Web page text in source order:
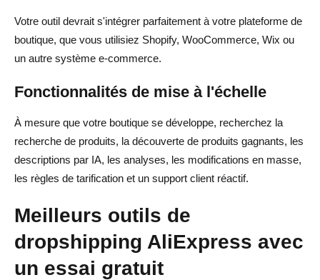
Votre outil devrait s'intégrer parfaitement à votre plateforme de
boutique, que vous utilisiez Shopify, WooCommerce, Wix ou
un autre système e-commerce.
Fonctionnalités de mise à l'échelle
À mesure que votre boutique se développe, recherchez la
recherche de produits, la découverte de produits gagnants, les
descriptions par IA, les analyses, les modifications en masse,
les règles de tarification et un support client réactif.
Meilleurs outils de
dropshipping AliExpress avec
un essai gratuit